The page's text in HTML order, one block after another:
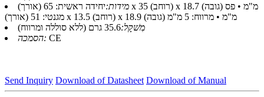
מידות:
יחידה ראשית: 65 (אורך) x 35 (רוחב) x 18.7 (גובה) מ"מ • פס
מגנטי: 51 (אורך) x 13.5 (רוחב) x 18.9 (גובה) מ"מ • מרווח: 5 מ"מ
מִשׁקָל:35.6 גרם (ללא סוללה ומרווח)
הסמכה: CE
Send Inquiry Download of Datasheet Download of Manual